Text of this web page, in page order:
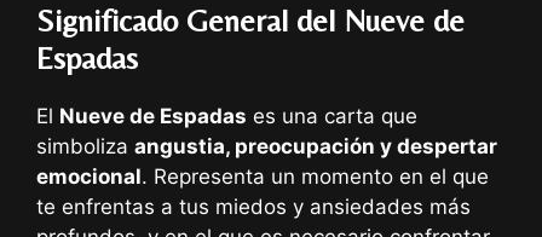
Significado General del Nueve de
Espadas
El Nueve de Espadas es una carta que
simboliza angustia, preocupación y despertar
emocional. Representa un momento en el que
te enfrentas a tus miedos y ansiedades más